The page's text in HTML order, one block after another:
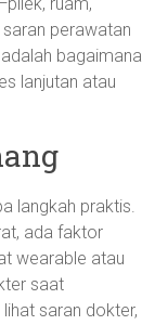
perawatan
bagaimana
lanjutan atau
langkah praktis.
ada faktor
wearable atau
saat
saran dokter,